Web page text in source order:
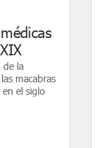
de la
macabras
el siglo